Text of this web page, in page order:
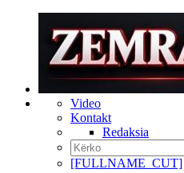
Video
Kontakt
Redaksia
[FULLNAME_CUT]